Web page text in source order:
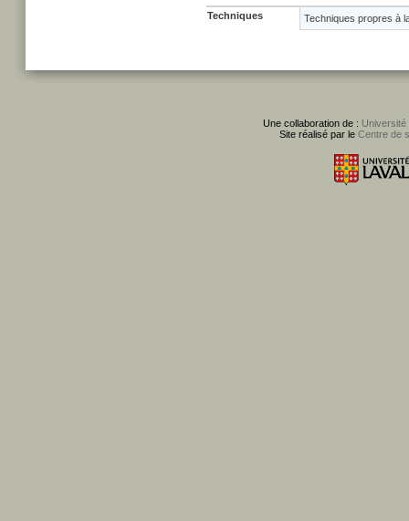
Techniques Techniques propres à
Une collaboration de : Université
Site réalisé par le Centre de